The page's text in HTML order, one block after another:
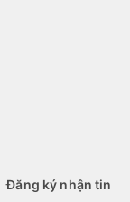
Đăng ký nhận tin